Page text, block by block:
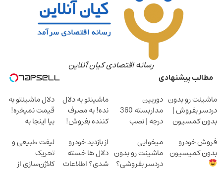
رسانه اقتصادی کیان آنلاین
مطالب پیشنهادی
ماشینت رو بدون
دردسر بفروش |
بدون کمسیون
دوربین
مداربسته 360
درجه | نصب
ماشینتو به دلال
نده! به مصرف
کننده بفروش!
یک تماس
دلال ماشینتو به
قیمت نمیخره!
بیا اینجا به
بفروش*فقط
خریدار واقعی*
فروش خودرو
بدون کمیسیون
میخوایی
ماشینت رو بدون
دردسر بفروشی؟
از بازدید خودرو
دلال ها خسته
شدی؟ اطلاعات
لیفت طبیعی و
تحریک
کلاژن‌سازی از